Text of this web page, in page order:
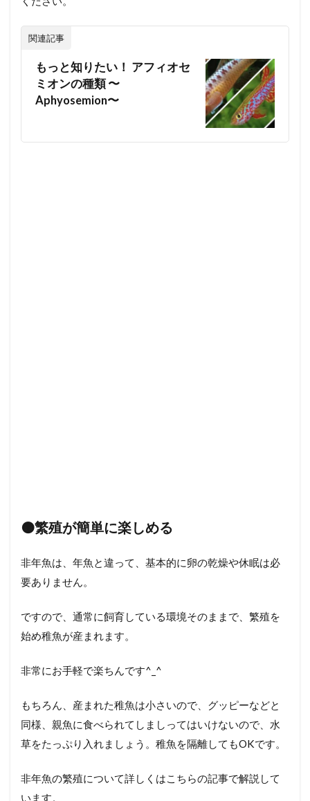
関連記事
もっと知りたい！ アフィオセ
ミオンの種類 〜
Aphyosemion〜
🟠繁殖が簡単に楽しめる
非年魚は、年魚と違って、基本的に卵の乾燥や休眠は必
要ありません。
ですので、通常に飼育している環境そのままで、繁殖を
始め稚魚が産まれます。
非常にお手軽で楽ちんです^_^
もちろん、産まれた稚魚は小さいので、グッピーなどと
同様、親魚に食べられてしましってはいけないので、水
草をたっぷり入れましょう。稚魚を隔離してもOKです。
非年魚の繁殖について詳しくはこちらの記事で解説して
います。